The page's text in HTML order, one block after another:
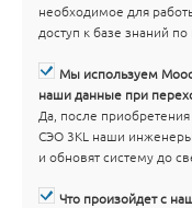
необходимое для
доступ к базе знаний по
Мы используем
наши данные при
Да, после
СЭО 3KL наши
и обновят систему до
Что произойдет с